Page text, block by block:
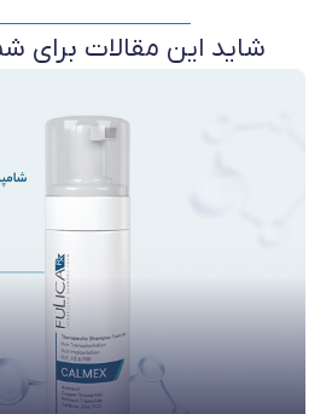
شاید این مقالات برای